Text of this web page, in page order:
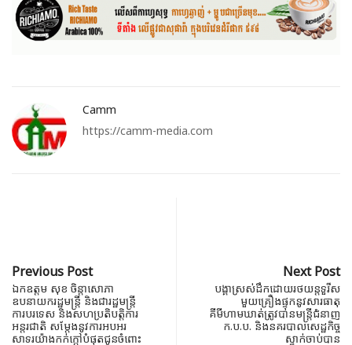
Camm
https://camm-media.com
Previous Post
ឯកឧត្តម សុខ ចិន្តាសោភា
ឧបនាយករដ្ឋមន្ត្រី និងជារដ្ឋមន្ត្រី
ការបរទេស និងសហប្រតិបត្តិការ
អន្តរជាតិ សម្តែងនូវការអបអរ
សាទរយ៉ាងកក់ក្តៅបំផុតជូនចំពោះ
Next Post
បង្គាស្រស់ដឹកដោយរថយន្តទួរីស
មួយគ្រឿងផ្ទុកនូវសារធាតុ
គីមីហាមឃាត់ត្រូវបានមន្រ្តីជំនាញ
ក.ប.ប.​​ និងនគរបាលសេដ្ឋកិច្ច
ស្ទាក់ចាប់បាន